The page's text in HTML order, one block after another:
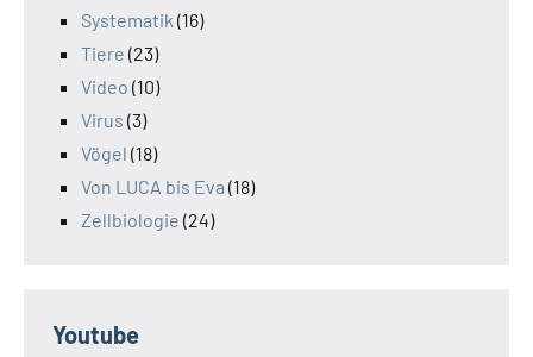
Systematik (16)
Tiere (23)
Video (10)
Virus (3)
Vögel (18)
Von LUCA bis Eva (18)
Zellbiologie (24)
Youtube